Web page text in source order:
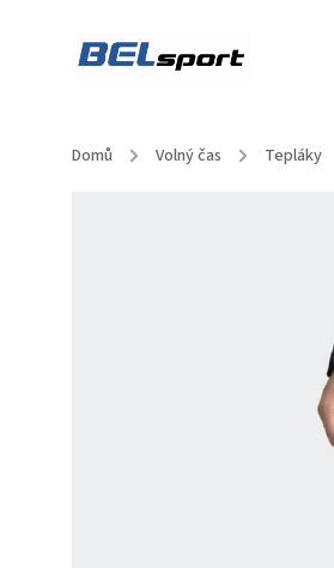
Domů / Volný čas / Tepláky